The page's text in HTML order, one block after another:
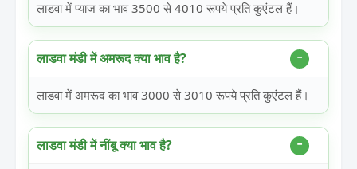
लाडवा में प्याज का भाव 3500 से 4010 रूपये प्रति कुएंटल हैं।
लाडवा मंडी में अमरूद क्या भाव है?
लाडवा में अमरूद का भाव 3000 से 3010 रूपये प्रति कुएंटल हैं।
लाडवा मंडी में नींबू क्या भाव है?